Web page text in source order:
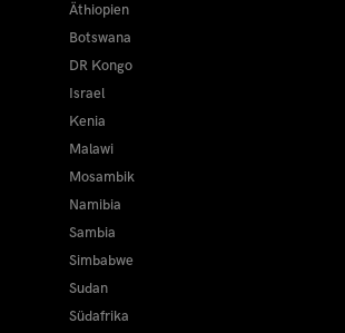
Äthiopien
Botswana
DR Kongo
Israel
Kenia
Malawi
Mosambik
Namibia
Sambia
Simbabwe
Sudan
Südafrika